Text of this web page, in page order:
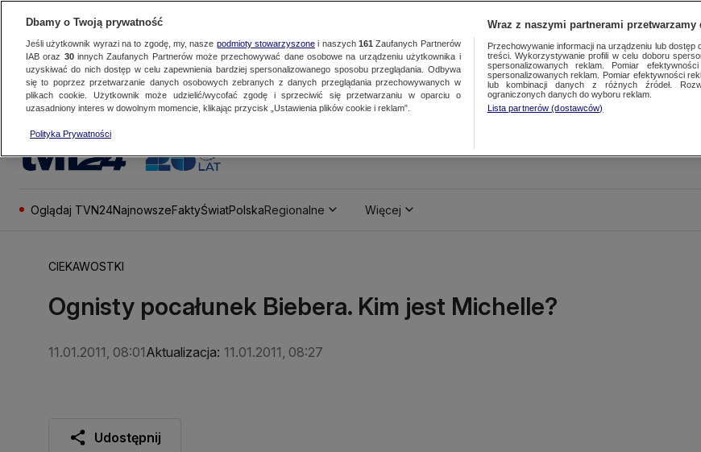
Oglądaj TVN24NajnowszeFaktyŚwiatPolskaRegionalne Więcej
CIEKAWOSTKI
Ognisty pocałunek Biebera. Kim jest Michelle?
11.01.2011, 08:01Aktualizacja: 11.01.2011, 08:27
Udostępnij
Dbamy o Twoją prywatność
Jeśli użytkownik wyrazi na to zgodę, my, nasze podmioty stowarzyszonei naszych 161 Zaufanych Partnerów
IAB oraz 30innych Zaufanych Partnerów może przechowywać dane osobowe na urządzeniu użytkownika i
uzyskiwać do nich dostęp w celu zapewnienia bardziej spersonalizowanego sposobu przeglądania. Odbywa
się to poprzez przetwarzanie danych osobowych zebranych z danych przeglądania przechowywanych w
plikach cookie. Użytkownik może udzielić/wycofać zgodę i sprzeciwić się przetwarzaniu w oparciu o
uzasadniony interes w dowolnym momencie, klikając przycisk „Ustawienia plików cookie i reklam”.
Polityka Prywatności
Wraz z naszymi partnerami przetwarzamy
Przechowywanie informacji na urządzeniu lub dostęp
treści. Wykorzystywanie profili w celu doboru
spersonalizowanych reklam. Pomiar
spersonalizowanych reklam. Pomiar efektywności
lub kombinacji danych z różnych źródeł.
ograniczonych danych do wyboru reklam.
Lista partnerów (dostawców)